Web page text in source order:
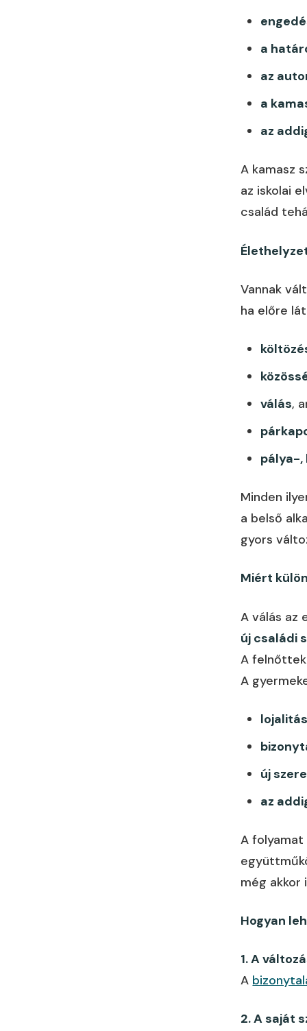
a
az
a
az
A kamasz
az iskolai
család
Vannak
ha előre
válás,
pálya-,
Minden
a belső
gyors
Miért
A válás az
új családi
A felnőttek
A
új
az
A folyamat
még akkor
Hogyan
1. A
A
2. A saját